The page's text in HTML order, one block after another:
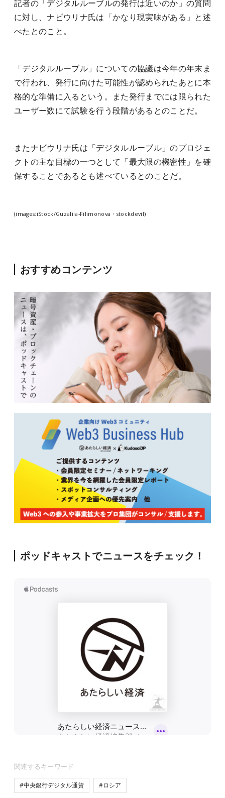
記者の「デジタルルーブルの発行は近いのか」の質問
に対し、ナビウリナ氏は「かなり現実味がある」と述
べたとのこと。
「デジタルルーブル」についての協議は今年の年末ま
で行われ、発行に向けた可能性が認められたあとに本
格的な準備に入るという。また発行までには限られた
ユーザー数にて試験を行う段階があるとのことだ。
またナビウリナ氏は「デジタルルーブル」のプロジェ
クトの主な目標の一つとして「最大限の機密性」を確
保することであるとも述べているとのことだ。
(images:iStock/Guzaliia-Filimonova・stockdevil)
おすすめコンテンツ
ポッドキャストでニュースをチェック！
関連するキーワード
#中央銀行デジタル通貨 #ロシア